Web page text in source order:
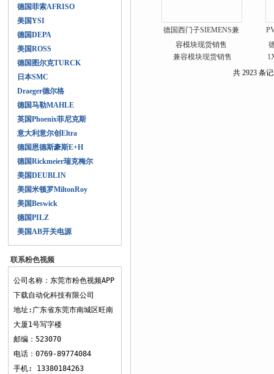
德国菲索AFRISO
美国YSI
德国DEPA
美国ROSS
德国图尔克TURCK
日本SMC
Draeger德尔格
德国马勒MAHLE
英国Phoenix菲尼克斯
意大利意尔创Eltra
德国恩德斯豪斯E+H
德国Rickmeier瑞克梅尔
美国DEUBLIN
美国米顿罗MiltonRoy
美国Beswick
德国PILZ
美国AB开关电源
联系粉色视频
APP下载
公司名称：东莞市粉色视频APP
下载自动化科技有限公司
地址:广东省东莞市南城区旺南
大厦1号写字楼
邮编：523070
电话：0769-89774084
手机: 13380184263
德国西门子SIEMENS兼
容模块现货销售
共 2923 条